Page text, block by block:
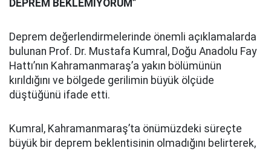
DEPREM BEKLEMİYORUM”
Deprem değerlendirmelerinde önemli açıklamalarda
bulunan Prof. Dr. Mustafa Kumral, Doğu Anadolu Fay
Hattı’nın Kahramanmaraş’a yakın bölümünün
kırıldığını ve bölgede gerilimin büyük ölçüde
düştüğünü ifade etti.
Kumral, Kahramanmaraş’ta önümüzdeki süreçte
büyük bir deprem beklentisinin olmadığını belirterek,